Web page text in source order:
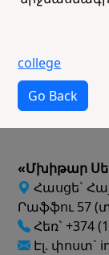
college
Go Back
«Մխիթար
Հասցե`
Րաֆֆու 57
Հեռ` +374
Էլ. փոստ`